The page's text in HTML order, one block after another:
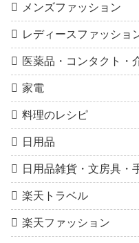
メンズファッション
レディースファッショ
医薬品・コンタクト・
家電
料理のレシピ
日用品
日用品雑貨・文房具・
楽天トラベル
楽天ファッション